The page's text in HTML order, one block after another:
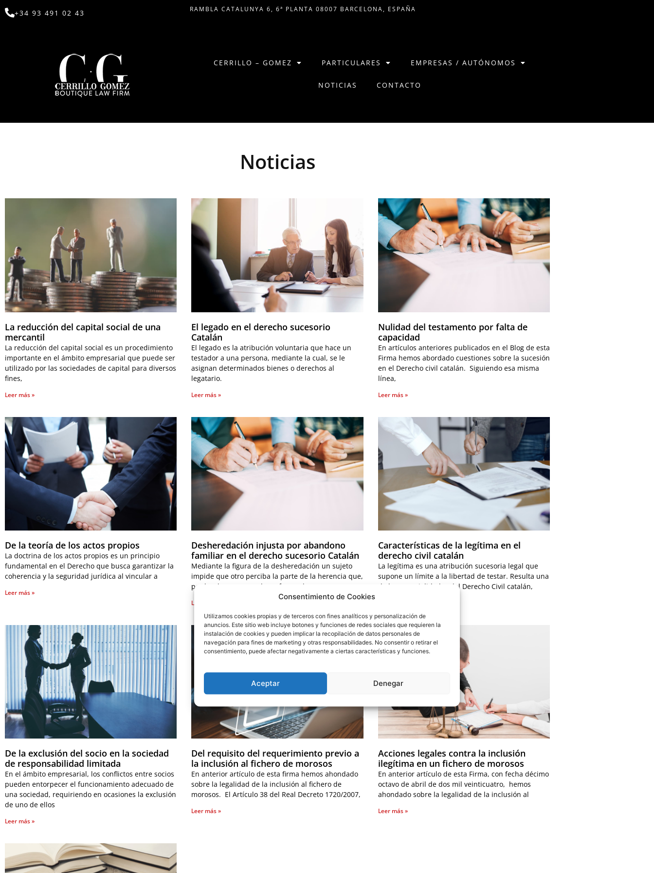
Consentimiento de Cookies
Utilizamos cookies propias y de terceros con fines analíticos y personalización de
anuncios. Este sitio web incluye botones y funciones de redes sociales que requieren la
instalación de cookies y pueden implicar la recopilación de datos personales de
navegación para fines de marketing y otras responsabilidades. No consentir o retirar el
consentimiento, puede afectar negativamente a ciertas características y funciones.
Aceptar Denegar
+34 93 491 02 43 RAMBLA CATALUNYA 6, 6ª PLANTA 08007 BARCELONA, ESPAÑA
CERRILLO – GOMEZ PARTICULARES EMPRESAS / AUTÓNOMOS
NOTICIAS CONTACTO
Noticias
La reducción del capital social de una
mercantil
La reducción del capital social es un procedimiento
importante en el ámbito empresarial que puede ser
utilizado por las sociedades de capital para diversos
fines,
Leer más »
El legado en el derecho sucesorio
Catalán
El legado es la atribución voluntaria que hace un
testador a una persona, mediante la cual, se le
asignan determinados bienes o derechos al
legatario.
Leer más »
Nulidad del testamento por falta de
capacidad
En artículos anteriores publicados en el Blog de esta
Firma hemos abordado cuestiones sobre la sucesión
en el Derecho civil catalán. Siguiendo esa misma
línea,
Leer más »
De la teoría de los actos propios
La doctrina de los actos propios es un principio
fundamental en el Derecho que busca garantizar la
coherencia y la seguridad jurídica al vincular a
Leer más »
Desheredación injusta por abandono
familiar en el derecho sucesorio Catalán
Mediante la figura de la desheredación un sujeto
impide que otro perciba la parte de la herencia que,
por ley, le corresponde en forma de
Leer más »
Características de la legítima en el
derecho civil catalán
La legítima es una atribución sucesoria legal que
supone un límite a la libertad de testar. Resulta una
de las especialidades del Derecho Civil catalán,
De la exclusión del socio en la sociedad
de responsabilidad limitada
En el ámbito empresarial, los conflictos entre socios
pueden entorpecer el funcionamiento adecuado de
una sociedad, requiriendo en ocasiones la exclusión
de uno de ellos
Leer más »
Del requisito del requerimiento previo a
la inclusión al fichero de morosos
En anterior artículo de esta firma hemos ahondado
sobre la legalidad de la inclusión al fichero de
morosos. El Artículo 38 del Real Decreto 1720/2007,
Leer más »
Acciones legales contra la inclusión
ilegítima en un fichero de morosos
En anterior artículo de esta Firma, con fecha décimo
octavo de abril de dos mil veinticuatro, hemos
ahondado sobre la legalidad de la inclusión al
Leer más »